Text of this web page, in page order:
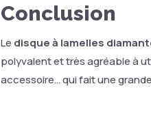
Conclusion
Le disque à lamelles
polyvalent et très agréable à
accessoire… qui fait une